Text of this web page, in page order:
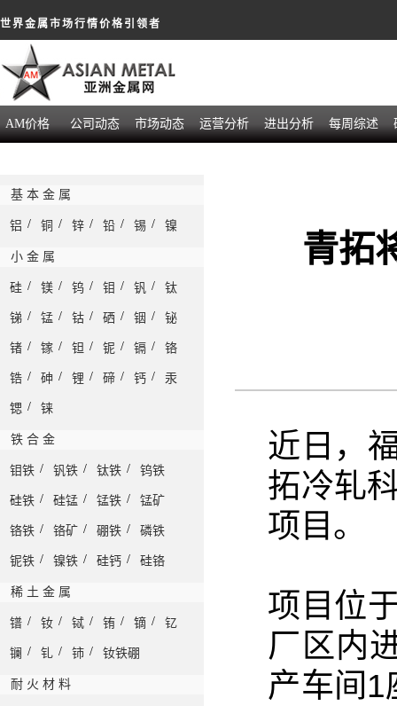
世界金属市场行情价格引领者
AM价格 公司动态 市场动态 运营分析 进出分析 每周综述
基 本 金 属
铝 / 铜 / 锌 / 铅 / 锡 / 镍
小 金 属
硅 / 镁 / 钨 / 钼 / 钒 / 钛
锑 / 锰 / 钴 / 硒 / 铟 / 铋
锗 / 镓 / 钽 / 铌 / 镉 / 铬
锆 / 砷 / 锂 / 碲 / 钙 / 汞
锶 / 铼
铁 合 金
钼铁 / 钒铁 / 钛铁 / 钨铁
硅铁 / 硅锰 / 锰铁 / 锰矿
铬铁 / 铬矿 / 硼铁 / 磷铁
铌铁 / 镍铁 / 硅钙 / 硅铬
稀 土 金 属
镨 / 钕 / 铽 / 铕 / 镝 / 钇
镧 / 钆 / 铈 / 钕铁硼
耐 火 材 料
青拓
近日，
拓冷轧
项目 。
项目位
厂区内
产车间1